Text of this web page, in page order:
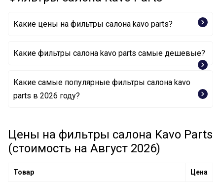
Какие цены на фильтры салона kavo parts?
Какие фильтры салона kavo parts самые дешевые?
Фильтр, воздух во внутренном пространстве DC-
7106 KAVO PARTS
Фильтр, воздух во внутренном пространстве KC-
6111 KAVO PARTS
Какие самые популярные фильтры салона kavo
parts в 2026 году?
8244C KAVO PARTS
Фильтр, воздух во внутренном пространстве MC-
4017C KAVO PARTS
2041 KAVO PARTS
Цены на фильтры салона Kavo Parts
(стоимость на Август 2026)
Товар Цена